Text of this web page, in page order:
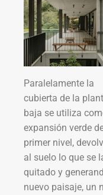
Paralelamente la
cubierta de la
baja se utiliza
expansión verde
primer nivel,
al suelo lo que se
quitado y
nuevo paisaje, un